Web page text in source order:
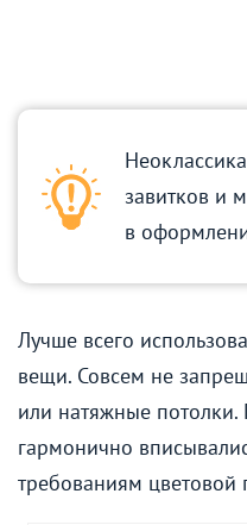
завитков и
в
Лучше всего
вещи. Совсем не
или натяжные потолки.
гармонично
требованиям цветовой